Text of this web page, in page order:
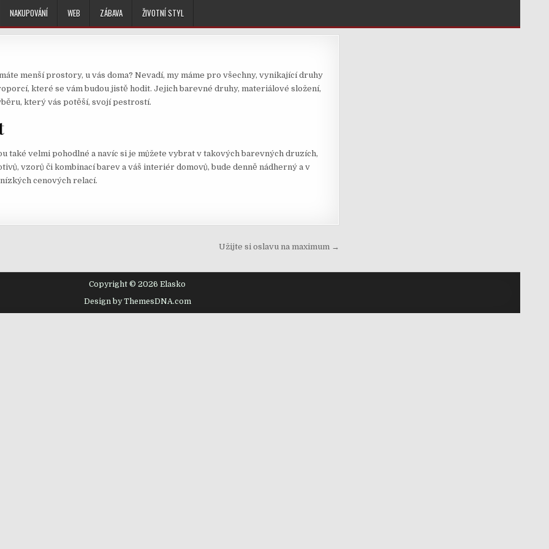
NAKUPOVÁNÍ WEB ZÁBAVA ŽIVOTNÍ STYL
menší prostory, u vás doma? Nevadí, my máme pro všechny, vynikající druhy
které se vám budou jistě hodit. Jejich barevné druhy, materiálové složení,
který vás potěší, svojí pestrostí.
také velmi pohodlné a navíc si je můžete vybrat v takových barevných druzích,
vzorů či kombinací barev a váš interiér domovů, bude denně nádherný a v
cenových relací.
Užijte si oslavu na maximum →
Copyright © 2026 Elasko
Design by ThemesDNA.com